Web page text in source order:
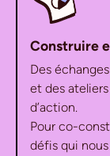
Construire
Des
et des
d’action.
Pour co-
défis qui